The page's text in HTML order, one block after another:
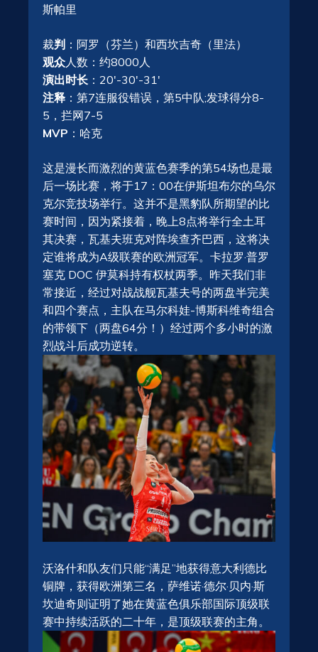
斯帕里
裁判 ：阿罗（芬兰）和西坎吉奇（里法）
观众人数：约8000人
演出时长 ：20′-30′-31′
注释 ：第7连服役错误，第5中队;发球得分8-
5，拦网7-5
MVP ：哈克
这是漫长而激烈的黄蓝色赛季的第54场也是最
后一场比赛，将于17：00在伊斯坦布尔的乌尔
克尔竞技场举行。这并不是黑豹队所期望的比
赛时间，因为紧接着，晚上8点将举行全土耳
其决赛，瓦基夫班克对阵埃查齐巴西，这将决
定谁将成为A级联赛的欧洲冠军。卡拉罗·普罗
塞克 DOC 伊莫科持有权杖两季。昨天我们非
常接近，经过对战战舰瓦基夫号的两盘半完美
和四个赛点，主队在马尔科娃-博斯科维奇组合
的带领下（两盘64分！）经过两个多小时的激
烈战斗后成功逆转。
沃洛什和队友们只能“满足”地获得意大利德比
铜牌，获得欧洲第三名，萨维诺·德尔·贝内·斯
坎迪奇则证明了她在黄蓝色俱乐部国际顶级联
赛中持续活跃的二十年，是顶级联赛的主角。